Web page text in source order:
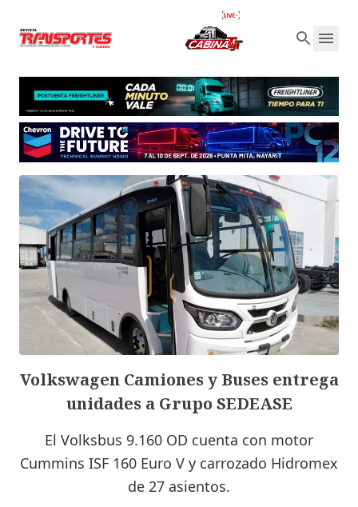
Volkswagen Camiones y Buses entrega
unidades a Grupo SEDEASE
El Volksbus 9.160 OD cuenta con motor
Cummins ISF 160 Euro V y carrozado Hidromex
de 27 asientos.